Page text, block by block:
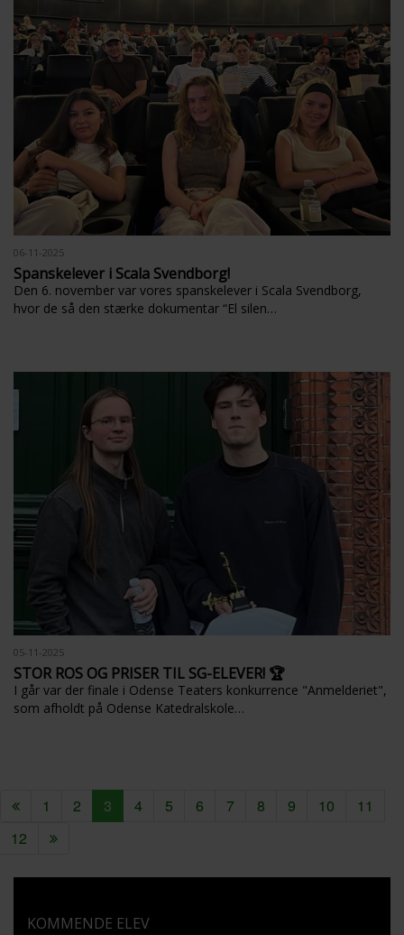
06-11-2025
Spanskelever i Scala Svendborg!
Den 6. november var vores spanskelever i Scala Svendborg,
hvor de så den stærke dokumentar “El silen…
05-11-2025
STOR ROS OG PRISER TIL SG-ELEVER! 🏆
I går var der finale i Odense Teaters konkurrence "Anmelderiet",
som afholdt på Odense Katedralskole…
1 2 3 4 5 6 7 8 9 10
11
12
KOMMENDE ELEV